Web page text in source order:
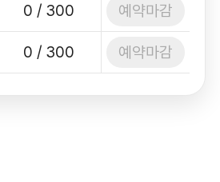
0 / 300 예약마감
0 / 300 예약마감